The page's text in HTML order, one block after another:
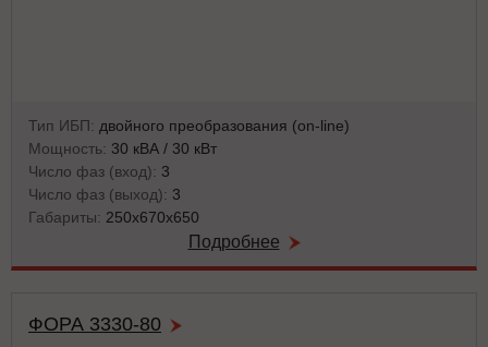
Тип ИБП: двойного преобразования (on-line)
Мощность: 30 кВА / 30 кВт
Число фаз (вход): 3
Число фаз (выход): 3
Габариты: 250x670x650
Подробнее
ФОРА 3330-80